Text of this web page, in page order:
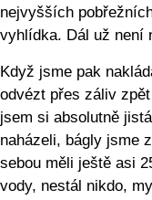
nejvyšších
vyhlídka. Dál už není
Když jsme pak
odvézt přes záliv
jsem si absolutně
naházeli, bágly jsme
sebou měli ještě asi
vody, nestál nikdo,